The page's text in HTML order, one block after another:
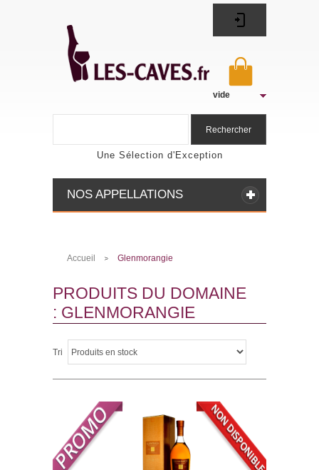
Une Sélection d'Exception
vide
NOS APPELLATIONS
Rechercher
Accueil
Glenmorangie
PRODUITS DU DOMAINE
: GLENMORANGIE
Tri